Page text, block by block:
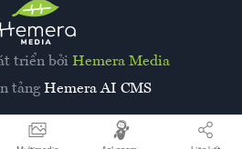
triển bởi Hemera Media
tảng Hemera AI CMS